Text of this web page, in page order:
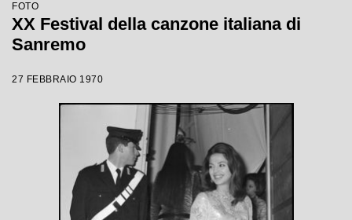
FOTO
XX Festival della canzone italiana di
Sanremo
27 FEBBRAIO 1970